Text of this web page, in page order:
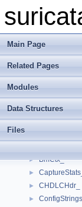
Main Page
Related Pages
Modules
Data Structures
Files
►
►
►
►
►
►
► BmCtx_
► CaptureStats_
► CHDLCHdr_
► ConfigStrings